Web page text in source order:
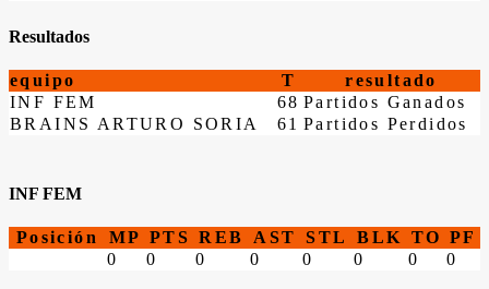
Resultados
equipo T
resultado
INF FEM
68 Partidos Ganados
BRAINS ARTURO SORIA
61 Partidos Perdidos
INF FEM
Posición MP PTS REB AST STL BLK TO PF
0
0 0 0 0 0 0 0